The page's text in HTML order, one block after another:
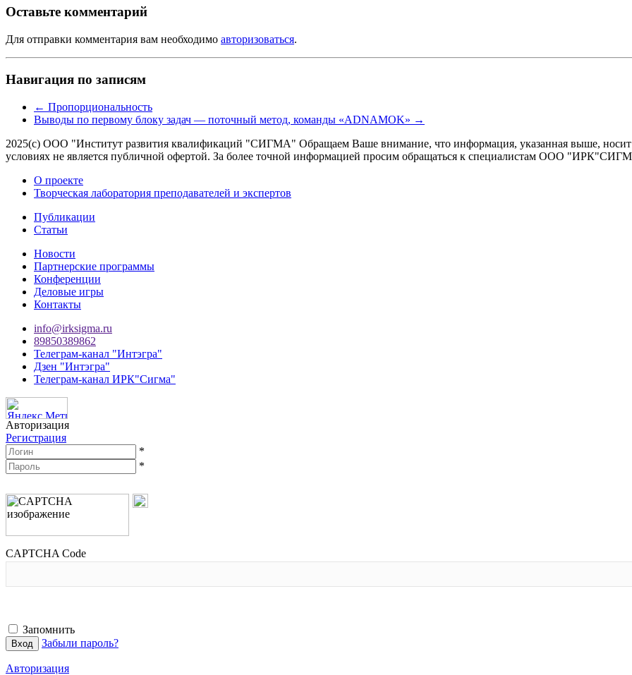
Оставьте комментарий
Для отправки комментария вам необходимо авторизоваться.
Навигация по записям
← Пропорциональность
Выводы по первому блоку задач — поточный метод, команды «ADNAMOK» →
2025(с) ООО "Институт развития квалификаций "СИГМА" Обращаем Ваше внимание, что информация, указанная выше, носит
условиях не является публичной офертой. За более точной информацией просим обращаться к специалистам ООО
О проекте
Творческая лаборатория преподавателей и экспертов
Публикации
Статьи
Новости
Партнерские программы
Конференции
Деловые игры
Контакты
info@irksigma.ru
89850389862
Телеграм-канал "Интэгра"
Дзен "Интэгра"
Телеграм-канал ИРК"Сигма"
Авторизация
Регистрация
*
*
CAPTCHA Code
Запомнить
Забыли пароль?
Авторизация